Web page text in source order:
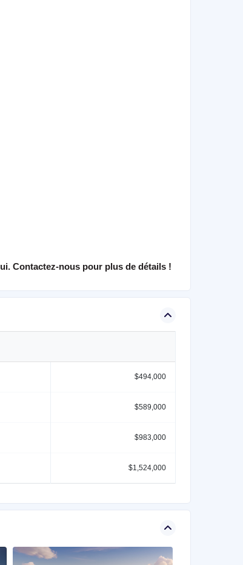
Contactez-nous pour plus de détails !
$494,000
$589,000
$983,000
$1,524,000